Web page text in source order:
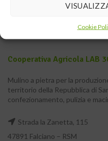
Cookie
Cooperativa Agricola LAB
Mulino a pietra per la
territorio della Repubblica di
confezionamento, pulizia e
Strada la Zanetta, 115
47891 Falciano – RSM